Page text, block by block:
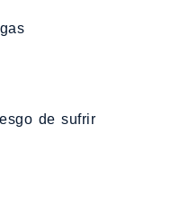
de sufrir